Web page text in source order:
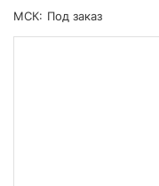
МСК: Под заказ